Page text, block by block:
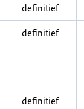
definitief
definitief
definitief